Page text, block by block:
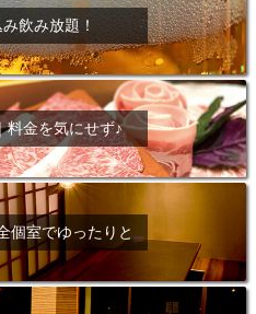
飲み放題！
料金を気にせず♪
個室でゆったりと